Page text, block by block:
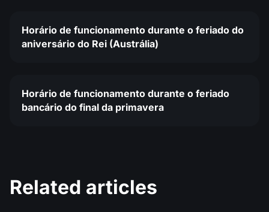
Horário de funcionamento durante o feriado do
aniversário do Rei (Austrália)
Horário de funcionamento durante o feriado
bancário do final da primavera
Related articles